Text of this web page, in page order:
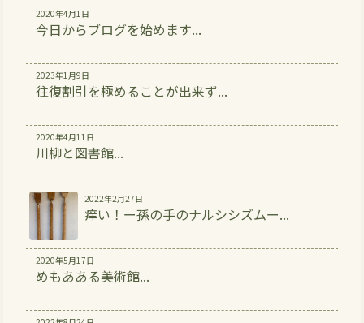
2020年4月1日
今日からブログを始めます...
2023年1月9日
往復割引を極めることが出来ず...
2020年4月11日
川柳と図書館...
2022年2月27日
痒い！ー孫の手のナルシシズムー...
2020年5月17日
めもあある美術館...